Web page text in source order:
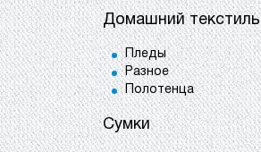
Домашний текстиль
Пледы
Разное
Полотенца
Сумки